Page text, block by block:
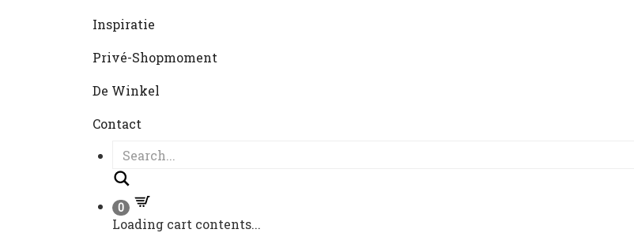
Inspiratie
Privé-Shopmoment
De Winkel
Contact
0
Loading cart contents...